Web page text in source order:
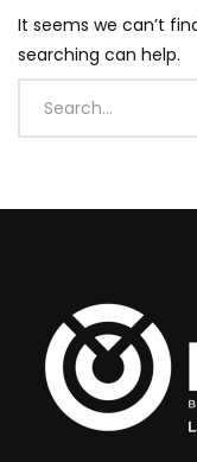
It seems we can’t
searching can help.